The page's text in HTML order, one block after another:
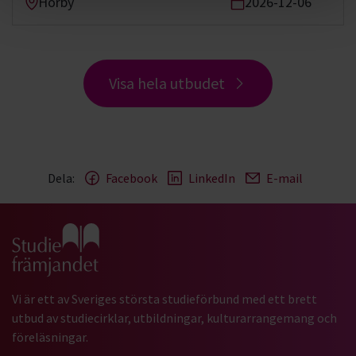
Visa hela utbudet
Dela: Facebook LinkedIn E-mail
Gå till studiefrämjandets startsida
Vi är ett av Sveriges största studieförbund med ett brett
utbud av studiecirklar, utbildningar, kulturarrangemang och
föreläsningar.